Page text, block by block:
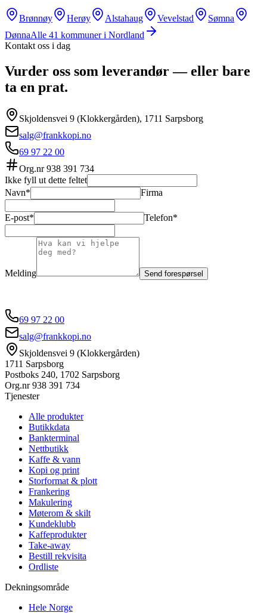
Brønnøy Herøy Alstahaug Vevelstad
Sømna
DønnaAlle 41 kommuner i Nordland
Kontakt oss i dag
Vurder oss som leverandør — eller bare
ta en prat.
Skjoldensvei 9 (Klokkergården), 1711 Sarpsborg
salg@frankkopi.no
69 97 22 00
Org.nr938 391 734
Ikke fyll ut dette feltet
Navn*
Firma
E-post* Telefon*
Melding Send forespørsel
69 97 22 00
salg@frankkopi.no
Skjoldensvei 9 (Klokkergården)
1711 Sarpsborg
Postboks 240, 1702 Sarpsborg
Org.nr938 391 734
Tjenester
Alle produkter
Butikkdata
Bankterminal
Nettbutikk
Kaffe & vann
Kopi og print
Storformat & plott
Frankering
Makulering
Møterom & skilt
Kundeklubb
Kaffeprodukter
Take-away
Bestill rekvisita
Ordliste
Dekningsområde
Hele Norge